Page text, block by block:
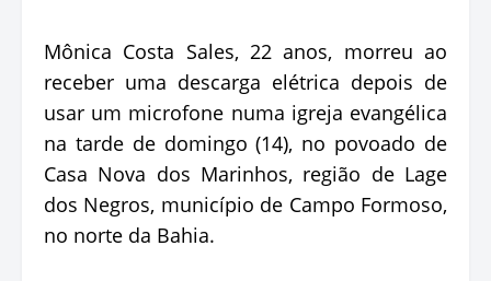
Mônica Costa Sales, 22 anos, morreu ao
receber uma descarga elétrica depois de
usar um microfone numa igreja evangélica
na tarde de domingo (14), no povoado de
Casa Nova dos Marinhos, região de Lage
dos Negros, município de Campo Formoso,
no norte da Bahia.